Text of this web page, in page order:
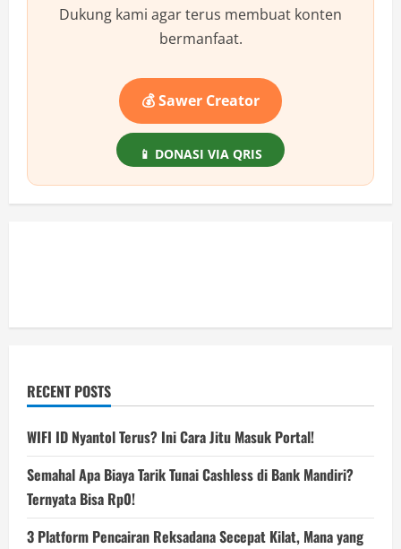
Ini
5
Jadi
Tamengnya!
Dukung kami agar terus membuat konten
bermanfaat.
💰 Sawer Creator
📱 DONASI VIA QRIS
RECENT POSTS
WIFI ID Nyantol Terus? Ini Cara Jitu Masuk Portal!
Semahal Apa Biaya Tarik Tunai Cashless di Bank Mandiri?
Ternyata Bisa Rp0!
3 Platform Pencairan Reksadana Secepat Kilat, Mana yang